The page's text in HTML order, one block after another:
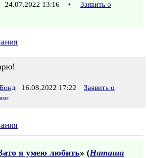
24.07.2022 13:16 •
Заявить о
16.08.2022 17:22
Заявить о
я умею любить» (Наташа